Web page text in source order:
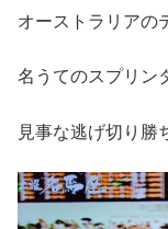
オーストラリアの
名うてのスプリン
見事な逃げ切り勝